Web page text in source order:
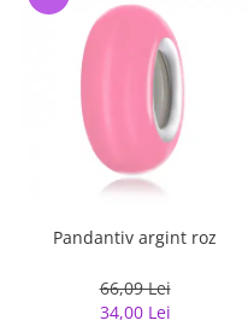
Pandantiv argint roz
66,09 Lei
34,00 Lei